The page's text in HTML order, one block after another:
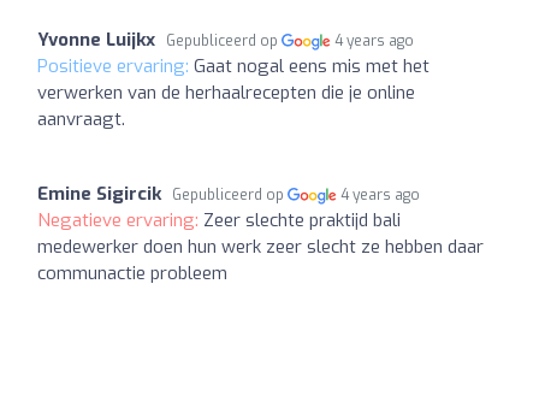
Yvonne Luijkx Gepubliceerd op 4 years ago
Positieve ervaring: Gaat nogal eens mis met het
verwerken van de herhaalrecepten die je online
aanvraagt.
Emine Sigircik Gepubliceerd op 4 years ago
Negatieve ervaring: Zeer slechte praktijd bali
medewerker doen hun werk zeer slecht ze hebben daar
communactie probleem